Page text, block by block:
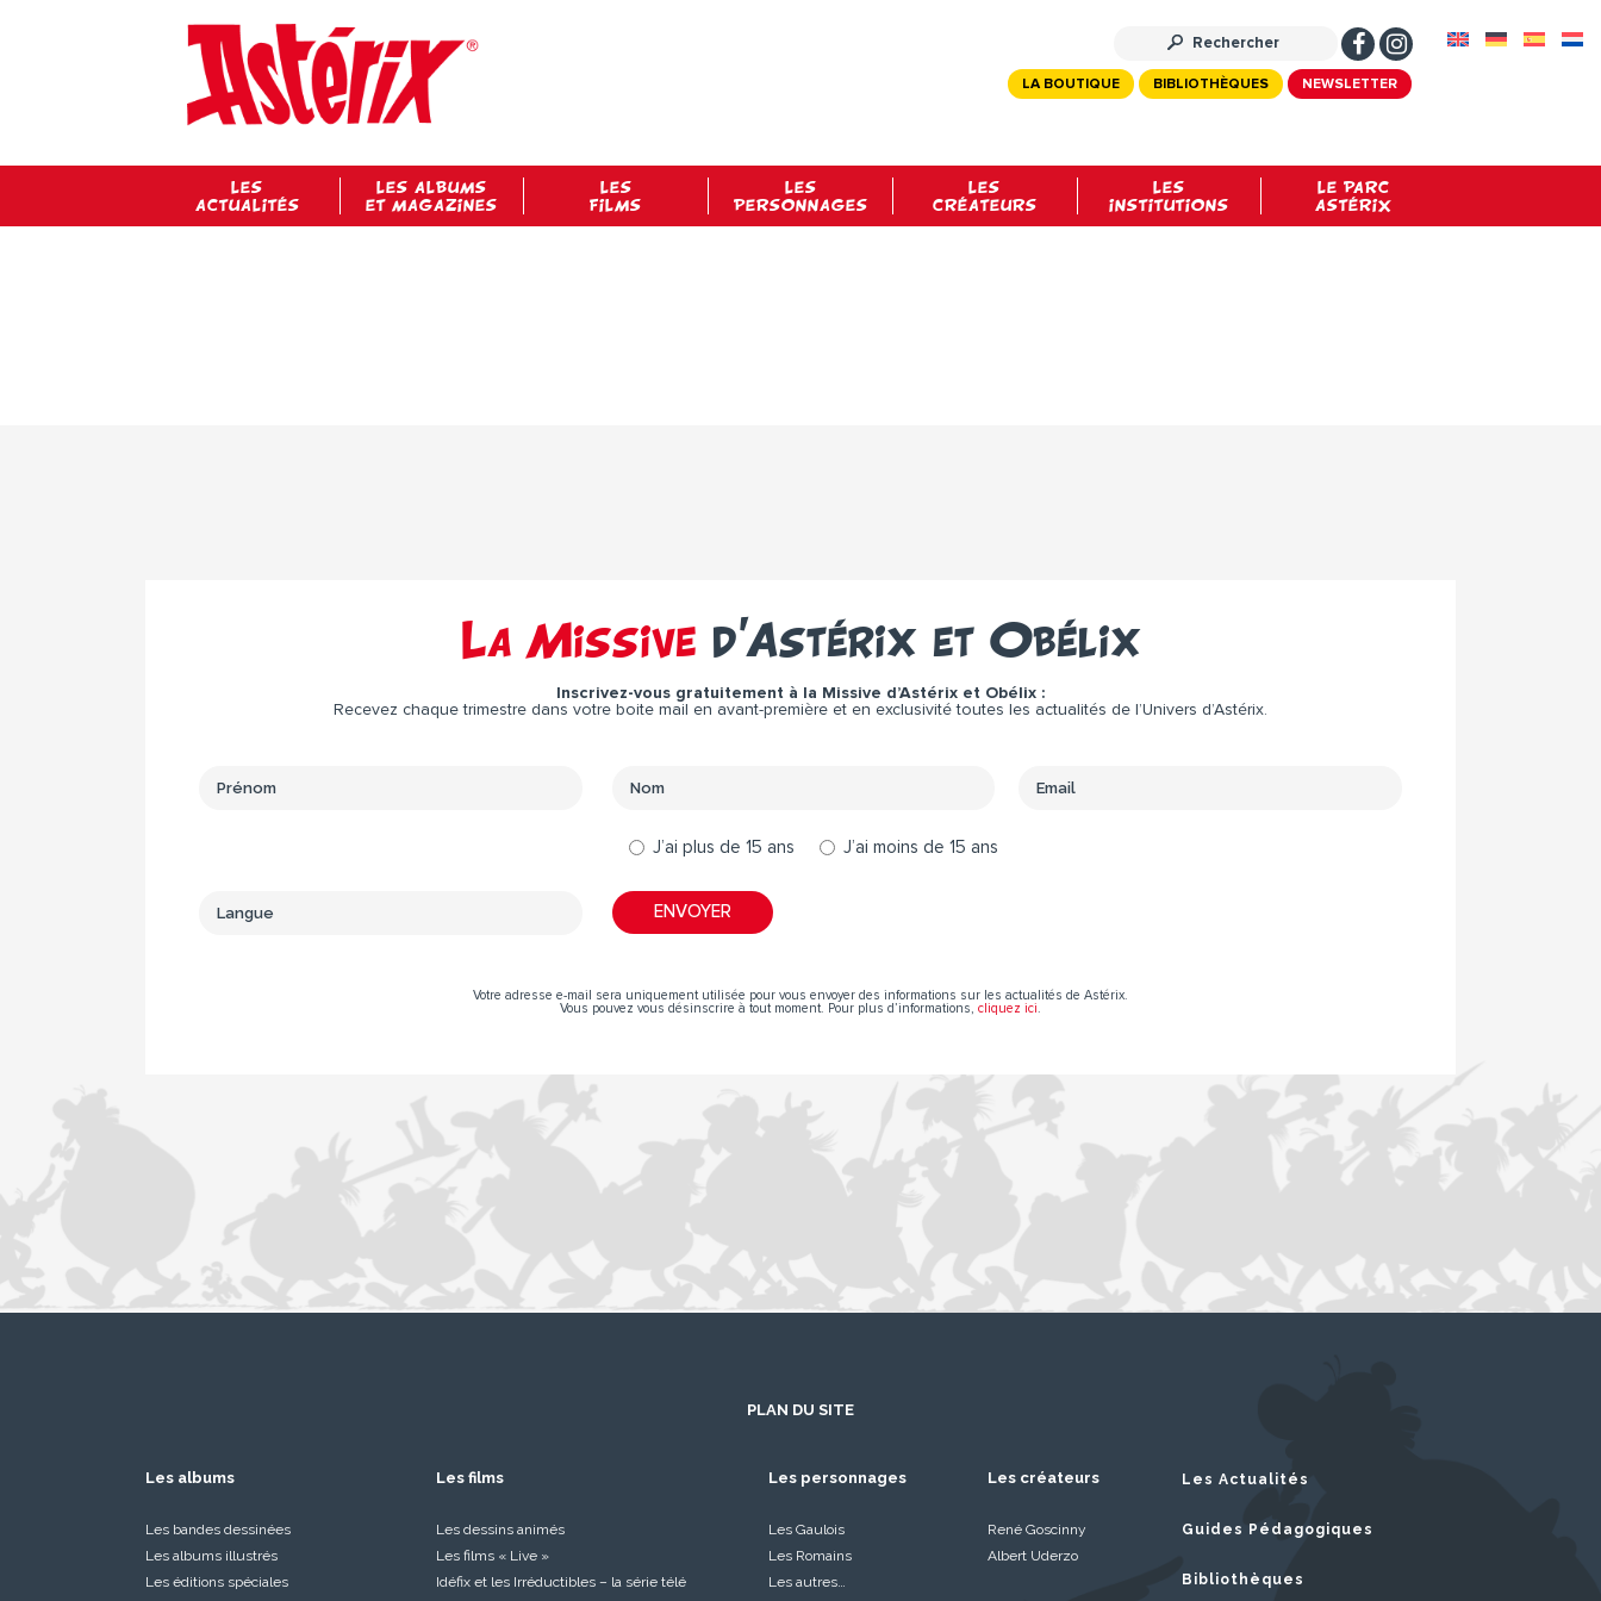
NEWSLETTER
BIBLIOTHÈQUES
LA BOUTIQUE
LES
ACTUALITÉS
LES ALBUMS
ET MAGAZINES
LES
FILMS
LES
PERSONNAGES
LES
CRÉATEURS
LES
INSTITUTIONS
LE PARC
ASTÉRIX
La Missive d’Astérix et Obélix
Inscrivez-vous gratuitement à la Missive d’Astérix et Obélix :
Recevez chaque trimestre dans votre boite mail en avant-première et en exclusivité toutes les actualités de l’Univers d’Astérix.
J’ai plus de 15 ans J’ai moins de 15 ans
Votre adresse e-mail sera uniquement utilisée pour vous envoyer des informations sur les actualités de Astérix.
Vous pouvez vous désinscrire à tout moment. Pour plus d’informations, cliquez ici
PLAN DU SITE
Les albums
Les bandes dessinées
Les albums illustrés
Les éditions spéciales
Les films
Les dessins animés
Les films « Live »
Idéfix et les Irréductibles – la série télé
Les personnages
Les Gaulois
Les Romains
Les autres…
Les créateurs
René Goscinny
Albert Uderzo
Les Actualités
Guides Pédagogiques
Bibliothèques